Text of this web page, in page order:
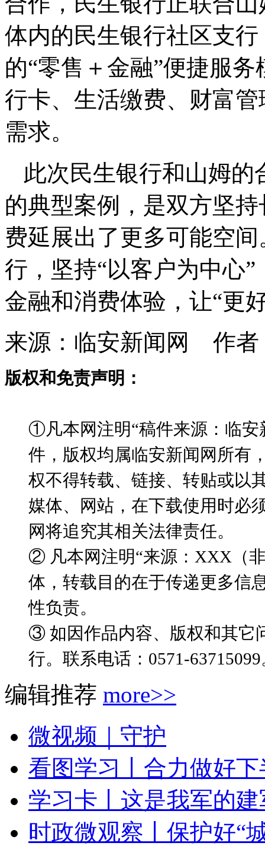
体内的民生银行社区支
的“零售＋金融”便捷服
行卡、生活缴费、财富
需求。
此次民生银行和山姆的
的典型案例，是双方坚
费延展出了更多可能空
行，坚持“以客户为中心
金融和消费体验，让“更
来源：临安新闻网 作
版权和免责声明：
①凡本网注明“稿件来源：临安
件，版权均属临安新闻网所有
权不得转载、链接、转贴或以
媒体、网站，在下载使用时必
网将追究其相关法律责任。
② 凡本网注明“来源：XXX（
体，转载目的在于传递更多信
性负责。
③ 如因作品内容、版权和其它
行。联系电话：0571-63715099
编辑推荐 more>>
微视频｜守护
看图学习丨合力做好
学习卡丨这是我军的
时政微观察丨保护好“